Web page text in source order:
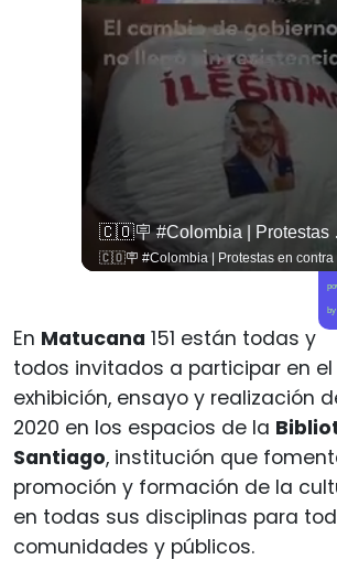
🇨🇴🪧
by
En Matucana 151 están todas y
todos invitados a participar en
exhibición, ensayo y realización
2020 en los espacios de la
Santiago, institución que
promoción y formación de la
en todas sus disciplinas para
comunidades y públicos.